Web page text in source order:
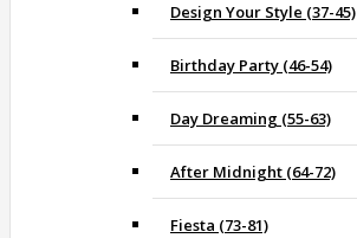
Design Your Style (37-45)
Birthday Party (46-54)
Day Dreaming (55-63)
After Midnight (64-72)
Fiesta (73-81)